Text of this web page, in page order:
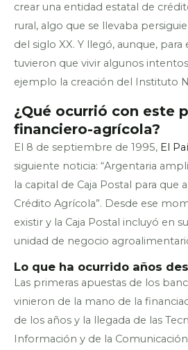
crear una entidad estatal de
rural, algo que se llevaba
del siglo XX. Y llegó, aunque,
tuvieron que vivir algunos
ejemplo la creación del Instituto
¿Qué ocurrió con este
financiero-agrícola?
El 8 de septiembre de 1995, El
siguiente noticia: “Argentaria
la capital de Caja Postal para que
Crédito Agrícola”. Desde ese
existir y la Caja Postal incluyó en
unidad de negocio
Lo que ha ocurrido años
Las primeras apuestas de los
vinieron de la mano de la
de los años y la llegada de las
Información y de la